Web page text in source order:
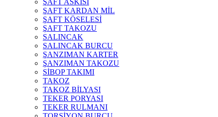
ŞAFT ASKISI
ŞAFT KARDAN MİL
ŞAFT KÖSELESİ
ŞAFT TAKOZU
SALINCAK
SALINCAK BURCU
ŞANZIMAN KARTER
ŞANZIMAN TAKOZU
SİBOP TAKIMI
TAKOZ
TAKOZ BİLYASI
TEKER PORYASI
TEKER RULMANI